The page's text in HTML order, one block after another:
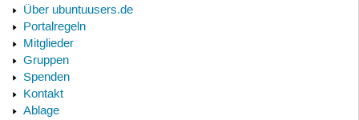
Über ubuntuusers.de
Portalregeln
Mitglieder
Gruppen
Spenden
Kontakt
Ablage